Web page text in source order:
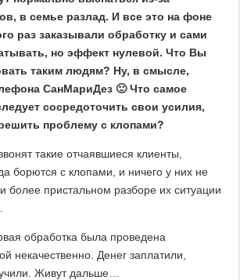
в семье разлад. И все это на фоне
раз заказывали обработку и сами
но эффект нулевой. Что Вы
таким людям? Ну, в смысле,
СанМариДез 🙂 Что самое
сосредоточить свои усилия,
проблему с клопами?
такие отчаявшиеся клиенты,
борются с клопами, и ничего у них не
более пристальном разборе их ситуации
обработка была проведена
некачественно. Денег заплатили,
Живут дальше…